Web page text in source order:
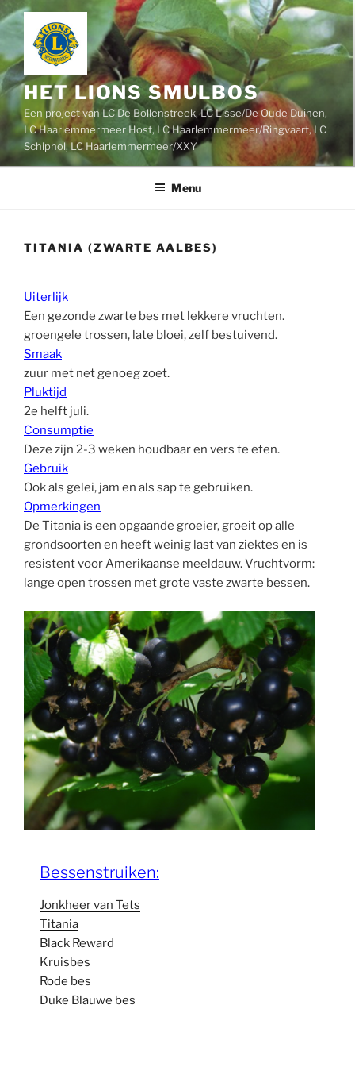
Ga
naar
inhoud
HET LIONS SMULBOS
Een project van LC De Bollenstreek, LC Lisse/De Oude Duinen,
LC Haarlemmermeer Host, LC Haarlemmermeer/Ringvaart, LC
Schiphol, LC Haarlemmermeer/XXY
Menu
TITANIA (ZWARTE AALBES)
Uiterlijk
Een gezonde zwarte bes met lekkere vruchten.
groengele trossen, late bloei, zelf bestuivend.
Smaak
zuur met net genoeg zoet.
Pluktijd
2e helft juli.
Consumptie
Deze zijn 2-3 weken houdbaar en vers te eten.
Gebruik
Ook als gelei, jam en als sap te gebruiken.
Opmerkingen
De Titania is een opgaande groeier, groeit op alle
grondsoorten en heeft weinig last van ziektes en is
resistent voor Amerikaanse meeldauw. Vruchtvorm:
lange open trossen met grote vaste zwarte bessen.
Bessenstruiken:
Jonkheer van Tets
Titania
Black Reward
Kruisbes
Rode bes
Duke Blauwe bes